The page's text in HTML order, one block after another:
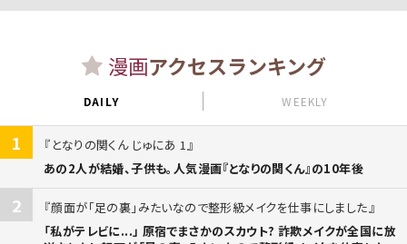
漫画アクセスランキング
DAILY WEEKLY
1
となりの関くん じゅにあ 1
あの2人が結婚、子供も。人気漫画『となりの関くん』の10年後
2
顔面が「足の裏」みたいなので整形級メイクを仕事にしました
「私がテレビに...」 原宿でまさかのスカウト? 詐欺メイクが全国に放